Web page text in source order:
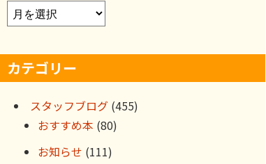
ア
ー
イ
ブ
カテゴリー
スタッフブログ (455)
おすすめ本 (80)
お知らせ (111)